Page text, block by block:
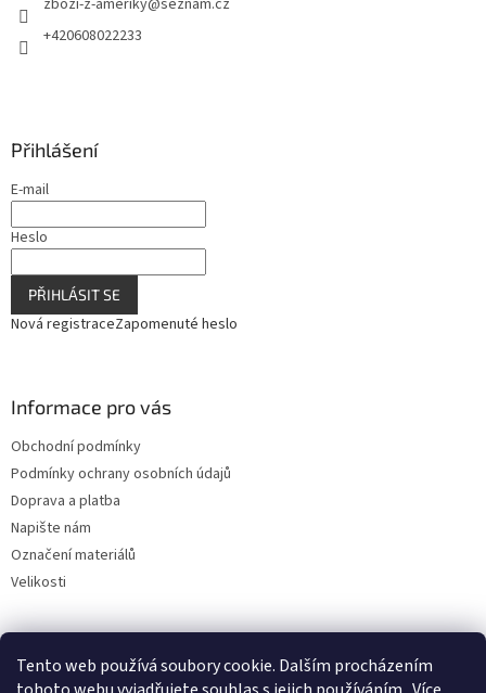
Tento web používá soubory cookie. Dalším procházením
zbozi-z-ameriky@seznam.cz
+420608022233
Přihlášení
E-mail
Heslo
PŘIHLÁSIT SE
Nová registraceZapomenuté heslo
Informace pro vás
Obchodní podmínky
Podmínky ochrany osobních údajů
Doprava a platba
Napište nám
Označení materiálů
Velikosti